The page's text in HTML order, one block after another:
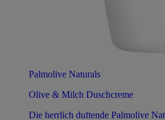
Palmolive Naturals
Olive & Milch Duschcreme
Die herrlich duftende Palmolive